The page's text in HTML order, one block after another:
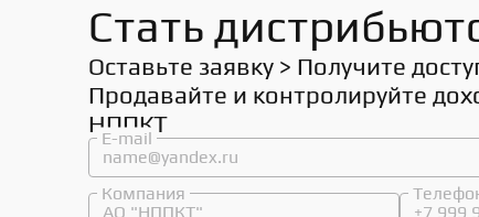
Стать
Оставьте заявку > Получите
Продавайте и контролируйте
НППКТ
E-mail
Компания